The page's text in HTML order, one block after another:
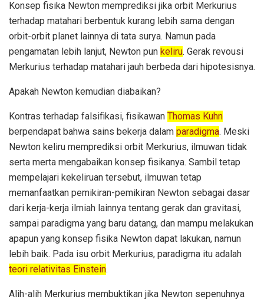
Konsep fisika Newton memprediksi jika orbit Merkurius
terhadap matahari berbentuk kurang lebih sama dengan
orbit-orbit planet lainnya di tata surya. Namun pada
pengamatan lebih lanjut, Newton pun keliru. Gerak revousi
Merkurius terhadap matahari jauh berbeda dari hipotesisnya.
Apakah Newton kemudian diabaikan?
Kontras terhadap falsifikasi, fisikawan Thomas Kuhn
berpendapat bahwa sains bekerja dalam paradigma. Meski
Newton keliru memprediksi orbit Merkurius, ilmuwan tidak
serta merta mengabaikan konsep fisikanya. Sambil tetap
mempelajari kekeliruan tersebut, ilmuwan tetap
memanfaatkan pemikiran-pemikiran Newton sebagai dasar
dari kerja-kerja ilmiah lainnya tentang gerak dan gravitasi,
sampai paradigma yang baru datang, dan mampu melakukan
apapun yang konsep fisika Newton dapat lakukan, namun
lebih baik. Pada isu orbit Merkurius, paradigma itu adalah
teori relativitas Einstein.
Alih-alih Merkurius membuktikan jika Newton sepenuhnya